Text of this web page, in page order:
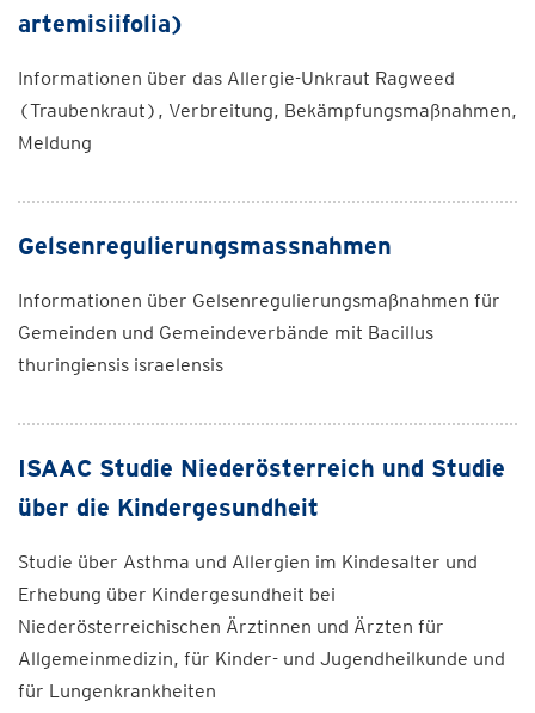
artemisiifolia)
Informationen über das Allergie-Unkraut Ragweed
(Traubenkraut), Verbreitung, Bekämpfungsmaßnahmen,
Meldung
Gelsenregulierungsmassnahmen
Informationen über Gelsenregulierungsmaßnahmen für
Gemeinden und Gemeindeverbände mit Bacillus
thuringiensis israelensis
ISAAC Studie Niederösterreich und Studie
über die Kindergesundheit
Studie über Asthma und Allergien im Kindesalter und
Erhebung über Kindergesundheit bei
Niederösterreichischen Ärztinnen und Ärzten für
Allgemeinmedizin, für Kinder- und Jugendheilkunde und
für Lungenkrankheiten